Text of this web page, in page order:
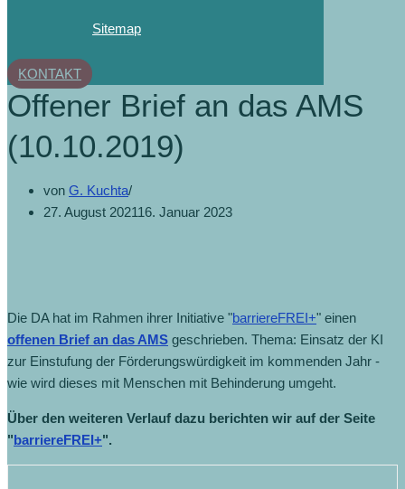
Sitemap
KONTAKT
Offener Brief an das AMS
(10.10.2019)
von G. Kuchta
27. August 202116. Januar 2023
Die DA hat im Rahmen ihrer Initiative "barriereFREI+" einen
offenen Brief an das AMS geschrieben. Thema: Einsatz der KI
zur Einstufung der Förderungswürdigkeit im kommenden Jahr -
wie wird dieses mit Menschen mit Behinderung umgeht.
Über den weiteren Verlauf dazu berichten wir auf der Seite
"barriereFREI+".